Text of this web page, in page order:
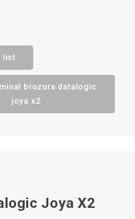
list
brozura datalogic
joya x2
Joya X2